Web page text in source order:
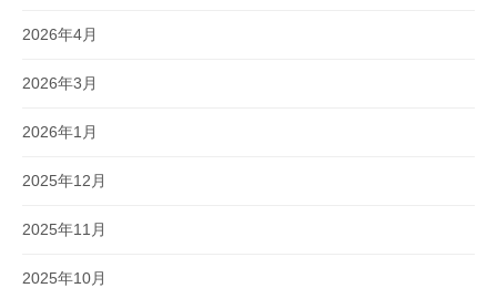
2026年4月
2026年3月
2026年1月
2025年12月
2025年11月
2025年10月